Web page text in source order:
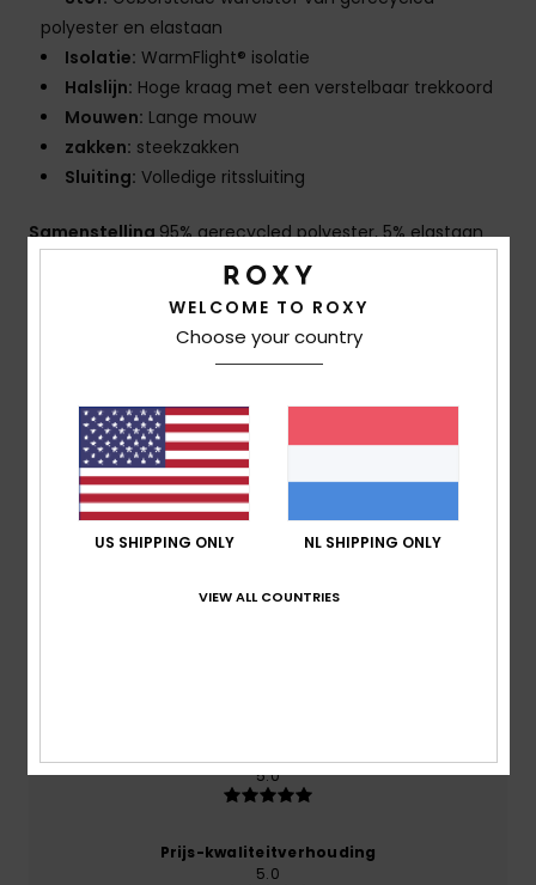
polyester en elastaan
Isolatie: WarmFlight® isolatie
Halslijn: Hoge kraag met een verstelbaar trekkoord
Mouwen: Lange mouw
zakken: steekzakken
Sluiting: Volledige ritssluiting
Samenstelling95% gerecycled polyester, 5% elastaan
Bezorging en Retour
Reviews van klanten
Gemiddelde score
5.0
5.0
Prijs-kwaliteitverhouding
5.0
WELCOME TO ROXY
Choose your country
US SHIPPING ONLY NL SHIPPING ONLY
VIEW ALL COUNTRIES